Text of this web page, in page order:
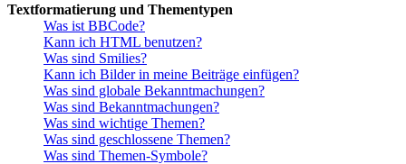
Textformatierung und Thementypen
Was ist BBCode?
Kann ich HTML benutzen?
Was sind Smilies?
Kann ich Bilder in meine Beiträge einfügen?
Was sind globale Bekanntmachungen?
Was sind Bekanntmachungen?
Was sind wichtige Themen?
Was sind geschlossene Themen?
Was sind Themen-Symbole?